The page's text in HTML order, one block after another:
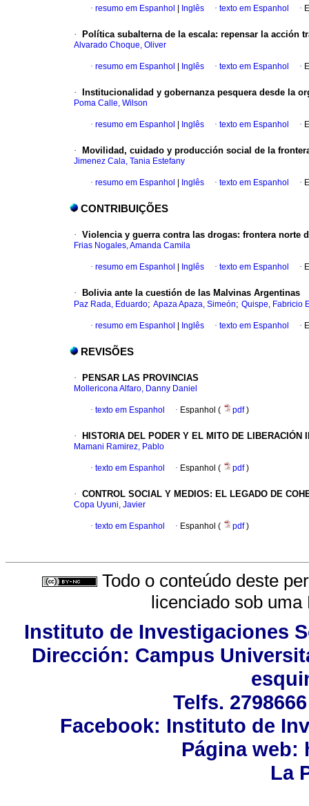
· resumo em Espanhol Inglês · texto em Espanhol ·
· Política subalterna de la escala: repensar la acción
Alvarado Choque, Oliver
· resumo em Espanhol Inglês · texto em Espanhol ·
· Institucionalidad y gobernanza pesquera desde la
Poma Calle, Wilson
· resumo em Espanhol Inglês · texto em Espanhol ·
· Movilidad, cuidado y producción social de la
Jimenez Cala, Tania Estefany
· resumo em Espanhol Inglês · texto em Espanhol ·
CONTRIBUIÇÕES
· Violencia y guerra contra las drogas: frontera norte
Frias Nogales, Amanda Camila
· resumo em Espanhol Inglês · texto em Espanhol ·
· Bolivia ante la cuestión de las Malvinas Argentinas
Paz Rada, Eduardo; Apaza Apaza, Simeón; Quispe, Fabricio
· resumo em Espanhol Inglês · texto em Espanhol ·
REVISÕES
· PENSAR LAS PROVINCIAS
Mollericona Alfaro, Danny Daniel
· texto em Espanhol · Espanhol ( pdf)
· HISTORIA DEL PODER Y EL MITO DE LIBERACIÓN
Mamani Ramirez, Pablo
· texto em Espanhol · Espanhol ( pdf)
· CONTROL SOCIAL Y MEDIOS: EL LEGADO DE
Copa Uyuni, Javier
· texto em Espanhol · Espanhol ( pdf)
Todo o conteúdo deste
licenciado sob uma
Instituto de Investigaciones
Dirección: Campus
Telfs.
Facebook: Instituto de
Página web:
La